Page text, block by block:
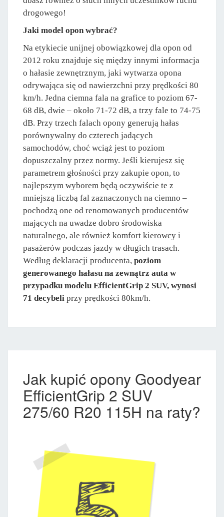
drogowego!
Jaki model opon wybrać?
Na etykiecie unijnej obowiązkowej dla opon od
2012 roku znajduje się między innymi informacja
o hałasie zewnętrznym, jaki wytwarza opona
odrywająca się od nawierzchni przy prędkości 80
km/h. Jedna ciemna fala na grafice to poziom 67-
68 dB, dwie – około 71-72 dB, a trzy fale to 74-75
dB. Przy trzech falach opony generują hałas
porównywalny do czterech jadących
samochodów, choć wciąż jest to poziom
dopuszczalny przez normy. Jeśli kierujesz się
parametrem głośności przy zakupie opon, to
najlepszym wyborem będą oczywiście te z
mniejszą liczbą fal zaznaczonych na ciemno –
pochodzą one od renomowanych producentów
mających na uwadze dobro środowiska
naturalnego, ale również komfort kierowcy i
pasażerów podczas jazdy w długich trasach.
Według deklaracji producenta, poziom
generowanego hałasu na zewnątrz auta w
przypadku modelu EfficientGrip 2 SUV, wynosi
71 decybeli przy prędkości 80km/h.
Jak kupić opony Goodyear
EfficientGrip 2 SUV
275/60 R20 115H na raty?